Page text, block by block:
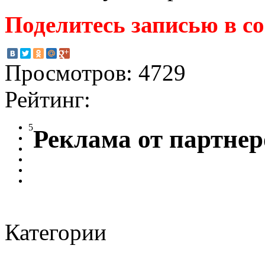
Поделитесь записью в
Просмотров: 4729
Рейтинг:
5Реклама от
Категории